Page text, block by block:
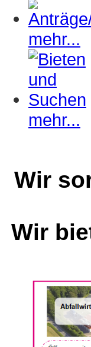
mehr...
mehr...
Wir
Wir